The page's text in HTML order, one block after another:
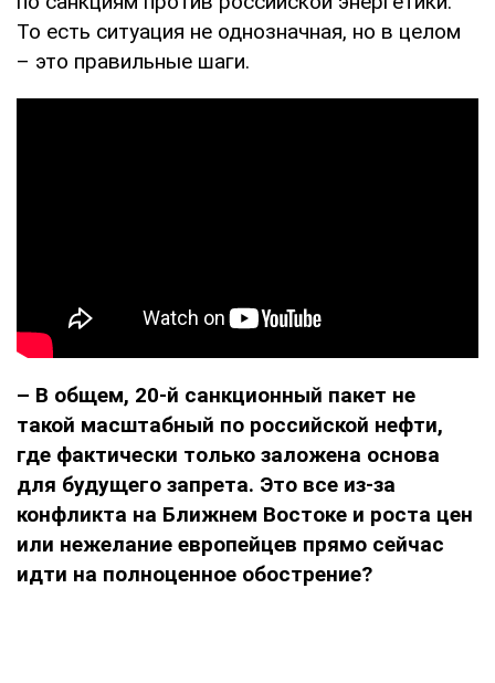
То есть ситуация не однозначная, но в целом
– это правильные шаги.
– В общем, 20-й санкционный пакет не
такой масштабный по российской нефти,
где фактически только заложена основа
для будущего запрета. Это все из-за
конфликта на Ближнем Востоке и роста цен
или нежелание европейцев прямо сейчас
идти на полноценное обострение?